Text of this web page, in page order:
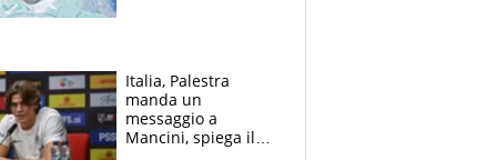
Italia, Palestra
manda un
messaggio a
Mancini, spiega il